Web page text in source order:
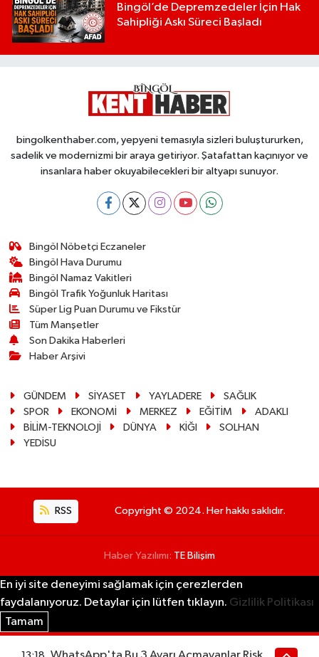
Bingöl’de Depremzedeler İçin Hak
Sahipliği Askı Süreci Başladı
bingolkenthaber.com, yepyeni temasıyla sizleri buluştururken,
sadelik ve modernizmi bir araya getiriyor. Şatafattan kaçınıyor ve
insanlara haber okuyabilecekleri bir altyapı sunuyor.
Bingöl Nöbetçi Eczaneler
Bingöl Hava Durumu
Bingöl Namaz Vakitleri
Bingöl Trafik Yoğunluk Haritası
Süper Lig Puan Durumu ve Fikstür
Tüm Manşetler
Son Dakika Haberleri
Haber Arşivi
GÜNDEM SİYASET YAYLADERE
SAĞLIK
SPOR
EKONOMİ MERKEZ EĞİTİM
ADAKLI
BİLİM-TEKNOLOJİ
DÜNYA KİĞI
SOLHAN
YEDİSU
RSS Copyright © 2024. Her hakkı saklıdır.
Haber Yazılımı: TE Bilişim
En iyi site deneyimi sağlamak için çerezlerden
faydalanıyoruz. Detaylar için lütfen tıklayın. Gizlilik Politikası
Tamam
13:18